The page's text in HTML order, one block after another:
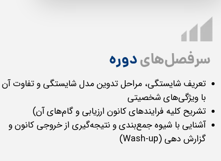
سرفصل‌هایدوره
تعریف شایستگی، مراحل تدوین مدل شایستگی و تفاوت آن
با ویژگی‌های شخصیتی
تشریح کلیه فرایندهای کانون ارزیابی و گام‌های آن)
آشنایی با شیوه جمع‌بندی و نتیجه‌گیری از خروجی کانون و
گزارش دهی (Wash-up)